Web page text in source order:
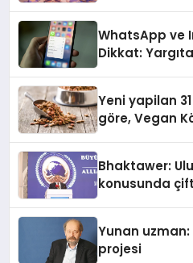
WhatsApp ve
Dikkat:
Yeni yapilan
göre, Vegan
Bhaktawer:
konusunda
Yunan uzman:
projesi